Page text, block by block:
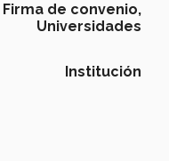
Firma de convenio,
Universidades
Institución